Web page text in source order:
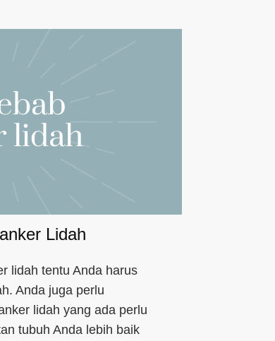
Lidah
lidah tentu Anda harus
Anda juga perlu
lidah yang ada perlu
tubuh Anda lebih baik